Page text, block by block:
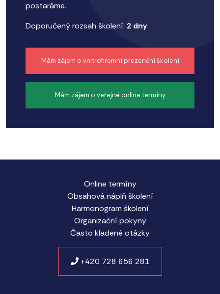
postaráme.
Doporučený rozsah školení: 2 dny
Mám zájem o vnitrofiremní prezenční školení
Mám zájem o veřejné online termíny
Online termíny
Obsahová náplň školení
Harmonogram školení
Organizační pokyny
Často kladené otázky
+420 728 656 281